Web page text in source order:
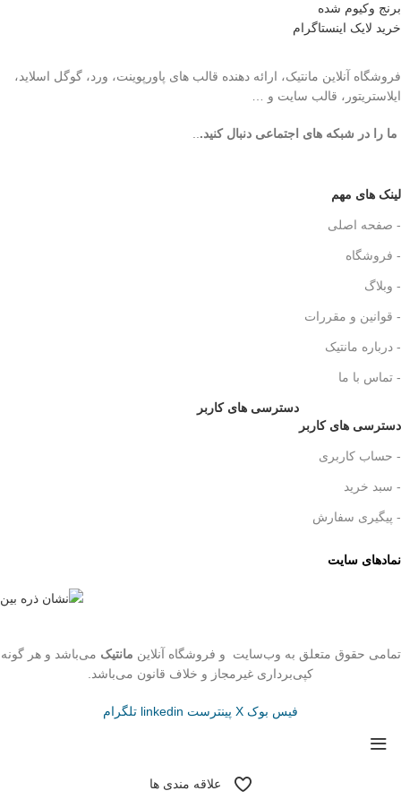
برنج وکیوم شده
خرید لایک اینستاگرام
فروشگاه آنلاین مانتیک، ارائه دهنده قالب های پاورپوینت، ورد، گوگل اسلاید،
ایلاستریتور، قالب سایت و …
ما را در شبکه های اجتماعی دنبال کنید.
لینک های مهم
- صفحه اصلی
- فروشگاه
- وبلاگ
- قوانین و مقررات
- درباره مانتیک
- تماس با ما
دسترسی های کاربر
دسترسی های کاربر
- حساب کاربری
- سبد خرید
- پیگیری سفارش
نمادهای سایت
تمامی حقوق متعلق به وب‌سایت و فروشگاه‌ آنلاین مانتیک می‌باشد و هر گونه
کپی‌برداری غیرمجاز و خلاف قانون می‌باشد.
فیس بوک X پینترست linkedin تلگرام
علاقه مندی ها